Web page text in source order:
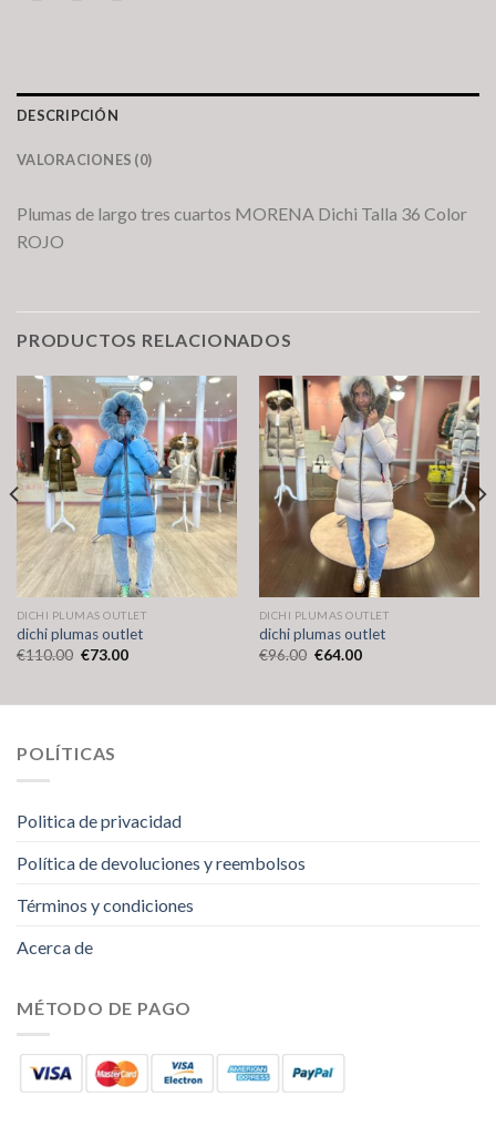
DESCRIPCIÓN
VALORACIONES (0)
Plumas de largo tres cuartos MORENA Dichi Talla 36 Color
ROJO
PRODUCTOS RELACIONADOS
DICHI PLUMAS OUTLET
dichi plumas outlet
€110.00 €73.00
DICHI PLUMAS OUTLET
dichi plumas outlet
€96.00 €64.00
POLÍTICAS
Politica de privacidad
Política de devoluciones y reembolsos
Términos y condiciones
Acerca de
MÉTODO DE PAGO